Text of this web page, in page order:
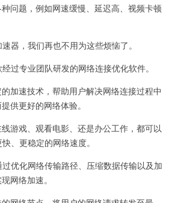
问题，例如网速缓慢、延迟高、视频卡顿
，我们再也不用为这些烦恼了。
专业团队研发的网络连接优化软件。
速技术，帮助用户解决网络连接过程中
供更好的网络体验。
戏、观看电影、还是办公工作，都可以
、更稳定的网络速度。
化网络传输路径、压缩数据传输以及加
网络加速。